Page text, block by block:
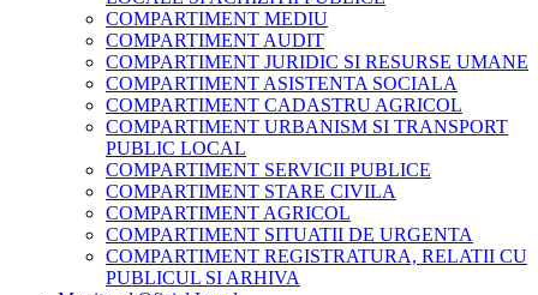
COMPARTIMENT MEDIU
COMPARTIMENT AUDIT
COMPARTIMENT JURIDIC SI RESURSE UMANE
COMPARTIMENT ASISTENTA SOCIALA
COMPARTIMENT CADASTRU AGRICOL
COMPARTIMENT URBANISM SI TRANSPORT
PUBLIC LOCAL
COMPARTIMENT SERVICII PUBLICE
COMPARTIMENT STARE CIVILA
COMPARTIMENT AGRICOL
COMPARTIMENT SITUATII DE URGENTA
COMPARTIMENT REGISTRATURA, RELATII CU
PUBLICUL SI ARHIVA